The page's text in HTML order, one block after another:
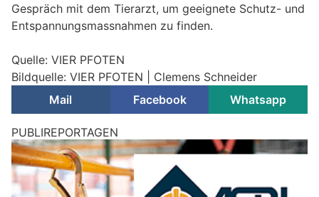
Gespräch mit dem Tierarzt, um geeignete Schutz- und
Entspannungsmassnahmen zu finden.
Quelle: VIER PFOTEN
Bildquelle: VIER PFOTEN | Clemens Schneider
Mail
Facebook Whatsapp
PUBLIREPORTAGEN